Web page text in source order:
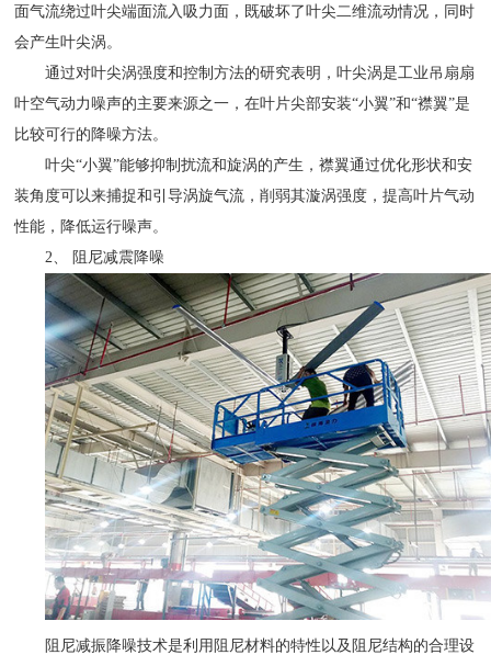
面气流绕过叶尖端面流入吸力面，既破坏了叶尖二维流动情况，同时
会产生叶尖涡。
通过对叶尖涡强度和控制方法的研究表明，叶尖涡是工业吊扇扇
叶空气动力噪声的主要来源之一，在叶片尖部安装“小翼”和“襟翼”是
比较可行的降噪方法。
叶尖“小翼”能够抑制扰流和旋涡的产生，襟翼通过优化形状和安
装角度可以来捕捉和引导涡旋气流，削弱其漩涡强度，提高叶片气动
性能，降低运行噪声。
2、 阻尼减震降噪
阻尼减振降噪技术是利用阻尼材料的特性以及阻尼结构的合理设